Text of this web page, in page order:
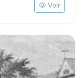
Voir